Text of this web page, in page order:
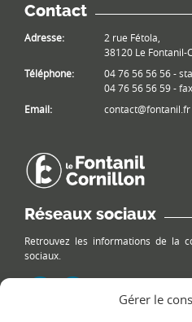
Gérer le
Contact
Adresse:
2 rue Fétola,
38120 Le Fontanil-
Téléphone:
04 76 56 56 56 -
04 76 56 56 59 - fax
Email:
contact@fontanil.fr
Réseaux sociaux
Retrouvez les informations de la
sociaux.